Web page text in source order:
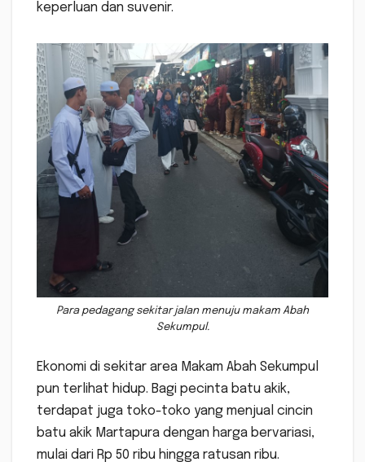
keperluan dan suvenir.
Para pedagang sekitar jalan menuju makam Abah
Sekumpul.
Ekonomi di sekitar area Makam Abah Sekumpul
pun terlihat hidup. Bagi pecinta batu akik,
terdapat juga toko-toko yang menjual cincin
batu akik Martapura dengan harga bervariasi,
mulai dari Rp 50 ribu hingga ratusan ribu.